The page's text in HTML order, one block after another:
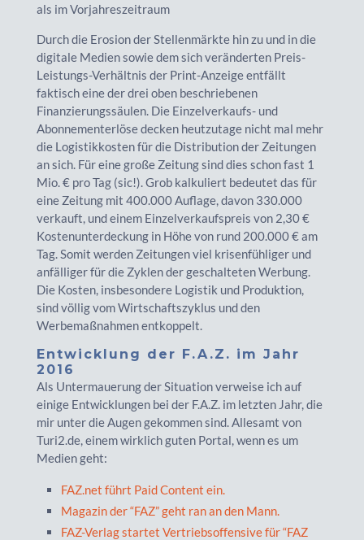
als im Vorjahreszeitraum
Durch die Erosion der Stellenmärkte hin zu und in die
digitale Medien sowie dem sich veränderten Preis-
Leistungs-Verhältnis der Print-Anzeige entfällt
faktisch eine der drei oben beschriebenen
Finanzierungssäulen. Die Einzelverkaufs- und
Abonnementerlöse decken heutzutage nicht mal mehr
die Logistikkosten für die Distribution der Zeitungen
an sich. Für eine große Zeitung sind dies schon fast 1
Mio. € pro Tag (sic!). Grob kalkuliert bedeutet das für
eine Zeitung mit 400.000 Auflage, davon 330.000
verkauft, und einem Einzelverkaufspreis von 2,30 €
Kostenunterdeckung in Höhe von rund 200.000 € am
Tag. Somit werden Zeitungen viel krisenfühliger und
anfälliger für die Zyklen der geschalteten Werbung.
Die Kosten, insbesondere Logistik und Produktion,
sind völlig vom Wirtschaftszyklus und den
Werbemaßnahmen entkoppelt.
Entwicklung der F.A.Z. im Jahr
2016
Als Untermauerung der Situation verweise ich auf
einige Entwicklungen bei der F.A.Z. im letzten Jahr, die
mir unter die Augen gekommen sind. Allesamt von
Turi2.de, einem wirklich guten Portal, wenn es um
Medien geht:
FAZ.net führt Paid Content ein.
Magazin der “FAZ” geht ran an den Mann.
FAZ-Verlag startet Vertriebsoffensive für “FAZ